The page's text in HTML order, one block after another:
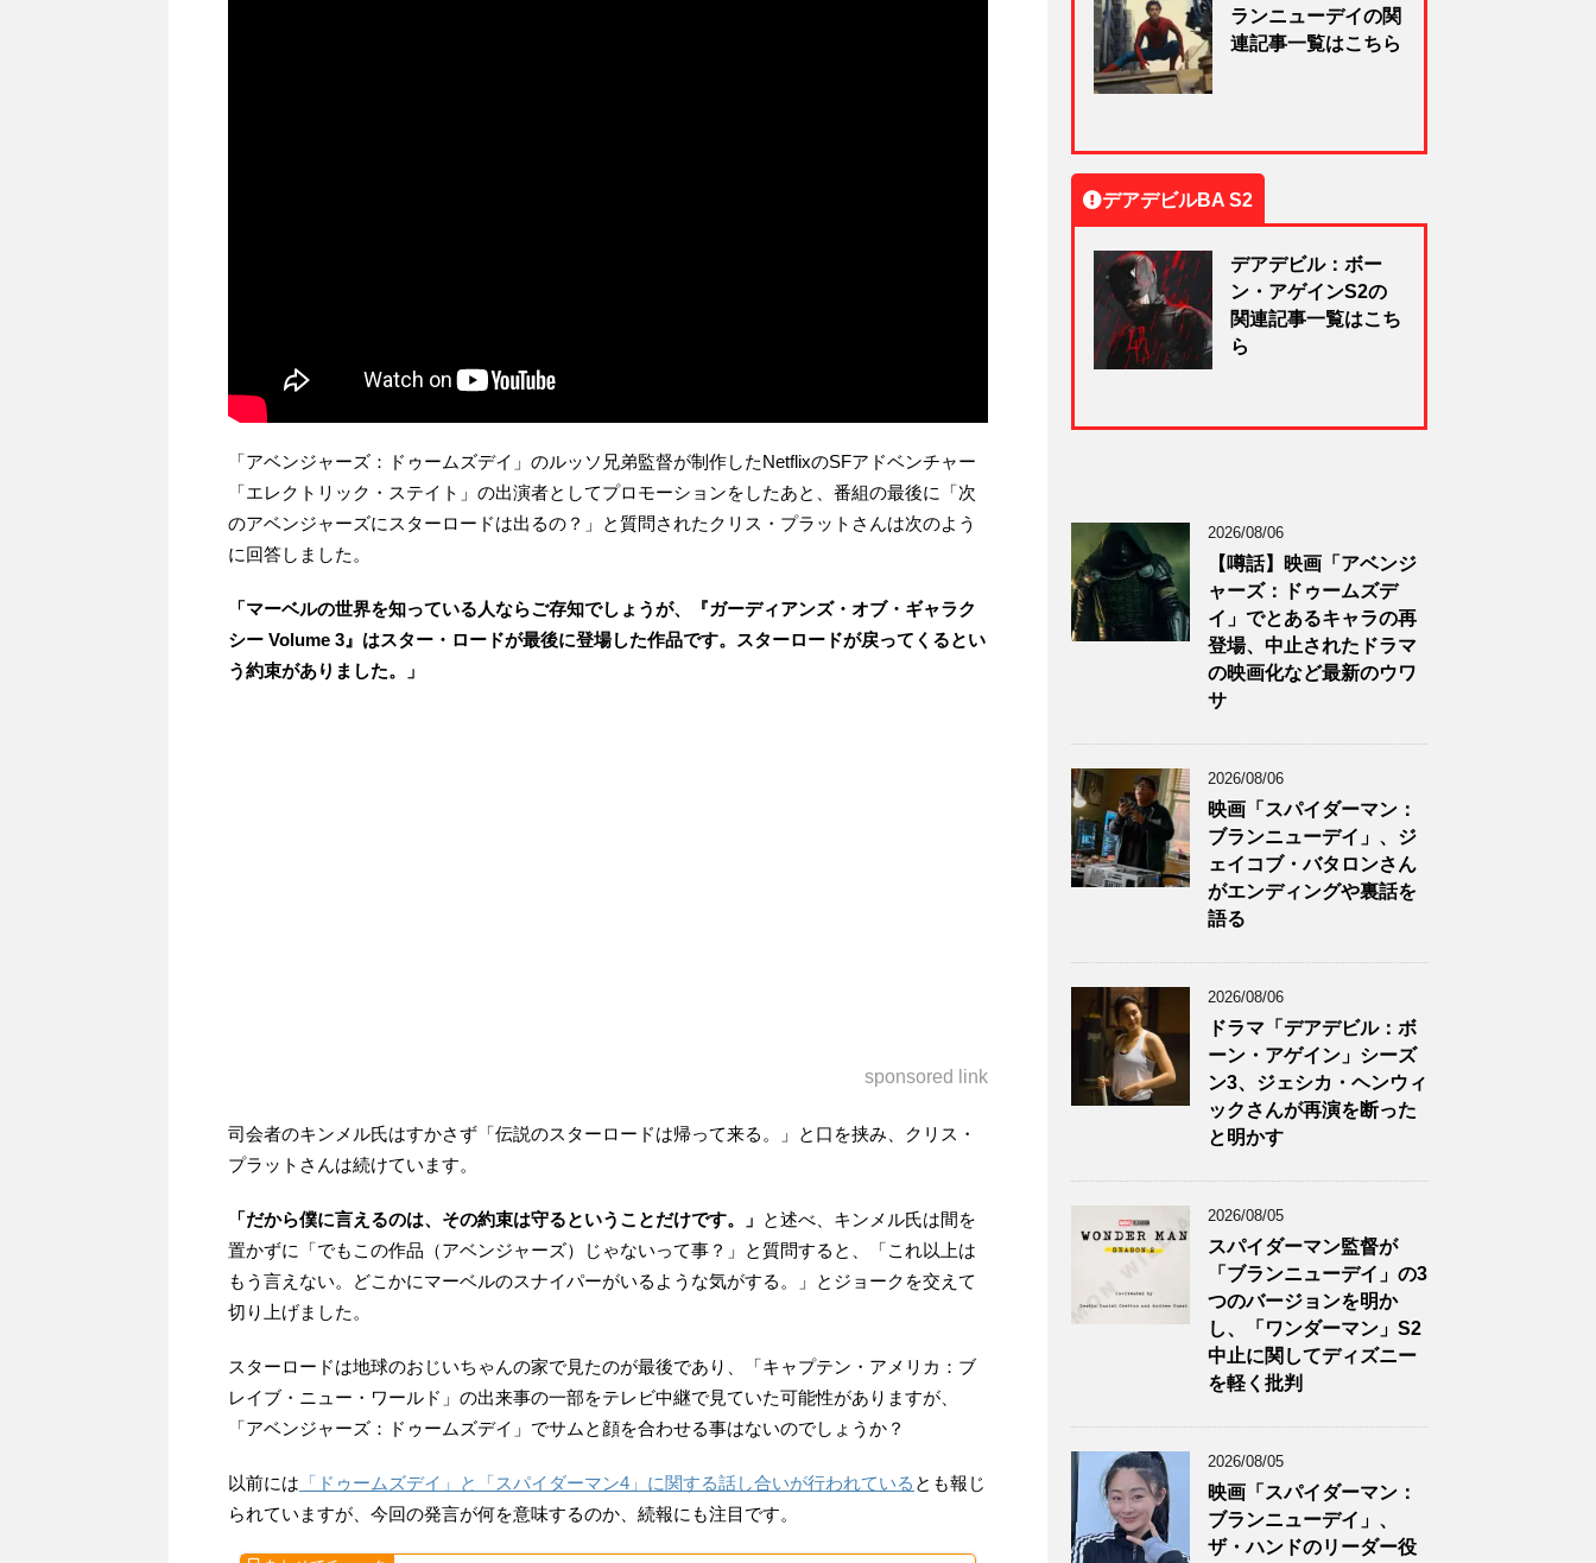
「アベンジャーズ：ドゥームズデイ」のルッソ兄弟監督が制作したNetflixのSFアドベンチャー
「エレクトリック・ステイト」の出演者としてプロモーションをしたあと、番組の最後に「次
のアベンジャーズにスターロードは出るの？」と質問されたクリス・プラットさんは次のよう
に回答しました。
「マーベルの世界を知っている人ならご存知でしょうが、『ガーディアンズ・オブ・ギャラク
シー Volume 3』はスター・ロードが最後に登場した作品です。スターロードが戻ってくるとい
う約束がありました。」
sponsored link
司会者のキンメル氏はすかさず「伝説のスターロードは帰って来る。」と口を挟み、クリス・
プラットさんは続けています。
「だから僕に言えるのは、その約束は守るということだけです。」
と述べ、キンメル氏は間を
置かずに「でもこの作品（アベンジャーズ）じゃないって事？」と質問すると、「これ以上は
もう言えない。どこかにマーベルのスナイパーがいるような気がする。」とジョークを交えて
切り上げました。
スターロードは地球のおじいちゃんの家で見たのが最後であり、「キャプテン・アメリカ：ブ
レイブ・ニュー・ワールド」の出来事の一部をテレビ中継で見ていた可能性がありますが、
「アベンジャーズ：ドゥームズデイ」でサムと顔を合わせる事はないのでしょうか？
以前には 「ドゥームズデイ」と「スパイダーマン4」に関する話し合いが行われている とも報じ
られていますが、今回の発言が何を意味するのか、続報にも注目です。
ランニューデイの関
連記事一覧はこちら
デアデビルBA S2
デアデビル：ボー
ン・アゲインS2の
関連記事一覧はこち
ら
2026/08/06
【噂話】映画「アベンジ
ャーズ：ドゥームズデ
イ」でとあるキャラの再
登場、中止されたドラマ
の映画化など最新のウワ
サ
2026/08/06
映画「スパイダーマン：
ブランニューデイ」、ジ
ェイコブ・バタロンさん
がエンディングや裏話を
語る
2026/08/06
ドラマ「デアデビル：ボ
ーン・アゲイン」シーズ
ン3、ジェシカ・ヘンウィ
ックさんが再演を断った
と明かす
2026/08/05
スパイダーマン監督が
「ブランニューデイ」の3
つのバージョンを明か
し、「ワンダーマン」S2
中止に関してディズニー
を軽く批判
2026/08/05
映画「スパイダーマン：
ブランニューデイ」、
ザ・ハンドのリーダー役